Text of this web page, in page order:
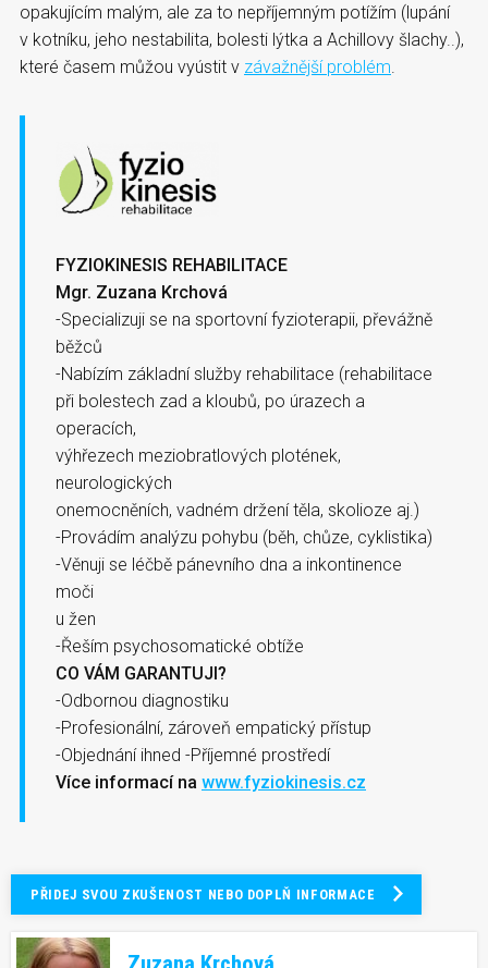
opakujícím malým, ale za to nepříjemným potížím (lupání
v kotníku, jeho nestabilita, bolesti lýtka a Achillovy šlachy..),
které časem můžou vyústit v závažnější problém
FYZIOKINESIS REHABILITACE
Mgr. Zuzana Krchová
-Specializuji se na sportovní fyzioterapii, převážně
běžců
-Nabízím základní služby rehabilitace (rehabilitace
při bolestech zad a kloubů, po úrazech a
operacích,
výhřezech meziobratlových plotének,
neurologických
onemocněních, vadném držení těla, skolioze aj.)
-Provádím analýzu pohybu (běh, chůze, cyklistika)
-Věnuji se léčbě pánevního dna a inkontinence
moči
u žen
-Řeším psychosomatické obtíže
CO VÁM GARANTUJI?
-Odbornou diagnostiku
-Profesionální, zároveň empatický přístup
-Objednání ihned -Příjemné prostředí
Více informací na www.fyziokinesis.cz
PŘIDEJ SVOU ZKUŠENOST NEBO DOPLŇ INFORMACE